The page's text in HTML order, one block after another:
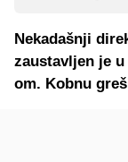
Nekadašnji
zaustavljen je
om. Kobnu